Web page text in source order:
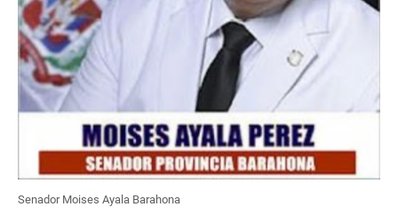
Senador Moises Ayala Barahona